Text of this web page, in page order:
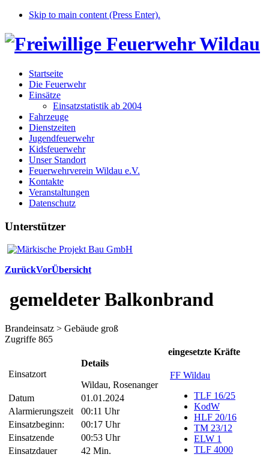
Skip to main content (Press Enter).
Startseite
Die Feuerwehr
Einsätze
Einsatzstatistik ab 2004
Fahrzeuge
Dienstzeiten
Jugendfeuerwehr
Kidsfeuerwehr
Unser Standort
Feuerwehrverein Wildau e.V.
Kontakte
Veranstaltungen
Datenschutz
Unterstützer
ZurückVorÜbersicht
gemeldeter Balkonbrand
Brandeinsatz > Gebäude groß
Zugriffe 865
Einsatzort
Details
Wildau, Rosenanger
Datum
01.01.2024
Alarmierungszeit
00:11 Uhr
Einsatzbeginn:
00:17 Uhr
Einsatzende
00:53 Uhr
Einsatzdauer
42 Min.
eingesetzte Kräfte
FF Wildau
TLF 16/25
KodW
HLF 20/16
TM 23/12
ELW 1
TLF 4000